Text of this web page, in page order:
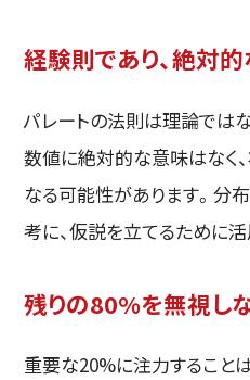
経験則であり、絶対
パレートの法則は理論では
数値に絶対的な意味はなく
なる可能性があります。分
考に、仮説を立てるために活
残りの80%を無視し
重要な20%に注力すること